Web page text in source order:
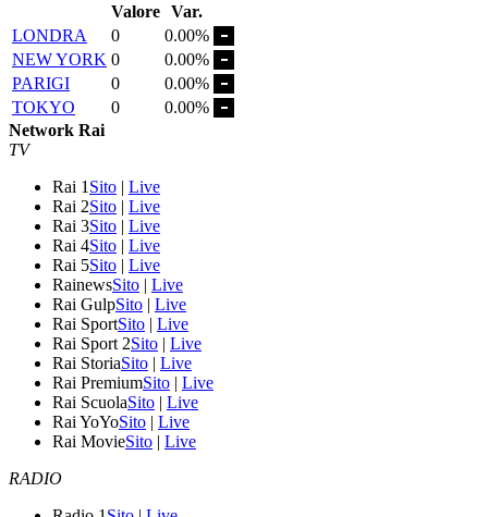
Valore Var.
LONDRA
0
0.00%
NEW YORK 0
0.00%
PARIGI
0
0.00%
TOKYO
0
0.00%
Network Rai
TV
Rai 1 Sito | Live
Rai 2Sito | Live
Rai 3Sito | Live
Rai 4Sito | Live
Rai 5Sito | Live
RainewsSito | Live
Rai GulpSito | Live
Rai SportSito | Live
Rai Sport 2Sito | Live
Rai StoriaSito | Live
Rai PremiumSito | Live
Rai ScuolaSito | Live
Rai YoYoSito | Live
Rai MovieSito | Live
RADIO